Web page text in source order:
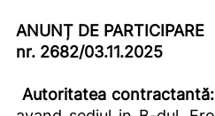
ANUNȚ DE PARTICIPARE
nr. 2682/03.11.2025
Autoritatea contractantă: